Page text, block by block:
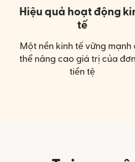
Hiệu quả hoạt động
tế
Một nền kinh tế vững mạnh
thể nâng cao giá trị của
tiền tệ